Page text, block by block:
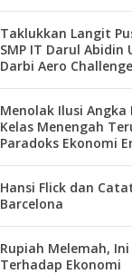
Taklukkan Langit
SMP IT Darul Abidin
Darbi Aero
Menolak Ilusi
Kelas Menengah
Paradoks Ekonomi
Hansi Flick dan
Barcelona
Rupiah Melemah,
Terhadap Ekonomi